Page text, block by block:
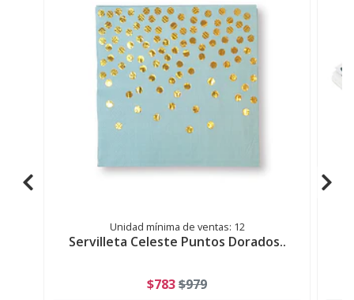
Unidad mínima de ventas: 12
Servilleta Celeste Puntos Dorados..
$783$979